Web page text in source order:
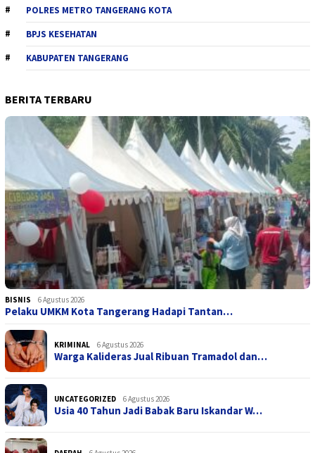
POLRES METRO TANGERANG KOTA
BPJS KESEHATAN
KABUPATEN TANGERANG
BERITA TERBARU
BISNIS 6 Agustus 2026
Pelaku UMKM Kota Tangerang Hadapi Tantan…
KRIMINAL 6 Agustus 2026
Warga Kalideras Jual Ribuan Tramadol dan…
UNCATEGORIZED 6 Agustus 2026
Usia 40 Tahun Jadi Babak Baru Iskandar W…